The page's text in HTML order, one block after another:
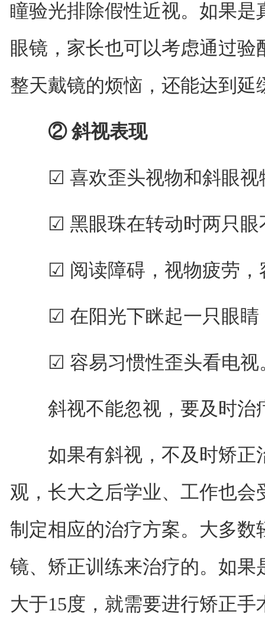
瞳验光排除假性近视。如果
眼镜，家长也可以考虑通过
整天戴镜的烦恼，还能达到延
② 斜视表现
☑ 喜欢歪头视物和斜眼视
☑ 黑眼珠在转动时两只眼
☑ 阅读障碍，视物疲劳，
☑ 在阳光下眯起一只眼睛
☑ 容易习惯性歪头看电视
斜视不能忽视，要及时治
如果有斜视，不及时矫正
观，长大之后学业、工作也会
制定相应的治疗方案。大多
镜、矫正训练来治疗的。如
大于15度，就需要进行矫正手